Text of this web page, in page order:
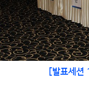
[발표세션